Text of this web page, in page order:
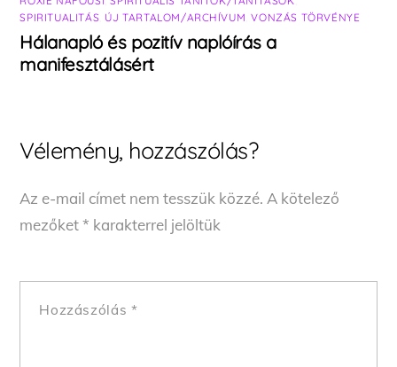
SPIRITUALITÁS ÚJ TARTALOM/ARCHÍVUM ,VONZÁS TÖRVÉNYE
Hálanapló és pozitív naplóírás a
manifesztálásért
Vélemény, hozzászólás?
Az e-mail címet nem tesszük közzé. A kötelező
mezőket* karakterrel jelöltük
Hozzászólás *